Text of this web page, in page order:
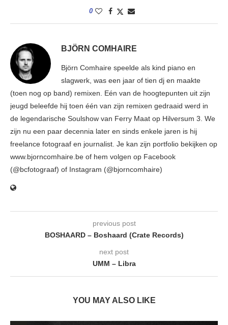
0
BJÖRN COMHAIRE
Björn Comhaire speelde als kind piano en
slagwerk, was een jaar of tien dj en maakte
(toen nog op band) remixen. Eén van de hoogtepunten uit zijn
jeugd beleefde hij toen één van zijn remixen gedraaid werd in
de legendarische Soulshow van Ferry Maat op Hilversum 3. We
zijn nu een paar decennia later en sinds enkele jaren is hij
freelance fotograaf en journalist. Je kan zijn portfolio bekijken op
www.bjorncomhaire.be of hem volgen op Facebook
(@bcfotograaf) of Instagram (@bjorncomhaire)
previous post
BOSHAARD – Boshaard (Crate Records)
next post
UMM – Libra
YOU MAY ALSO LIKE